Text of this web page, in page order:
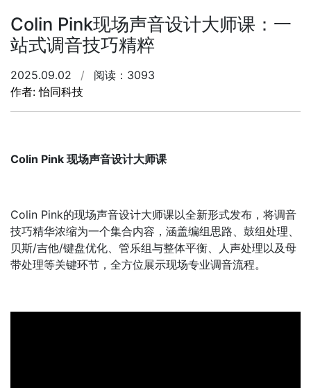
Colin Pink现场声音设计大师课：一
站式调音技巧精粹
2025.09.02 /
阅读：3093
作者: 怡同科技
Colin Pink 现场声音设计大师课
Colin Pink的现场声音设计大师课以全新形式发布，将调音
技巧精华浓缩为一个集合内容，涵盖编组思路、鼓组处理、
贝斯/吉他/键盘优化、管乐组与整体平衡、人声处理以及母
带处理等关键环节，全方位展示现场专业调音流程。